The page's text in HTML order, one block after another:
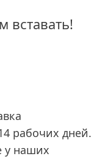
вставать!
рабочих дней.
у наших